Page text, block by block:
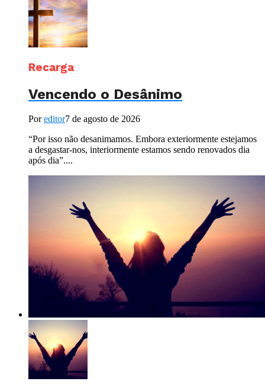
Recarga
Vencendo o Desânimo
Poreditor7 de agosto de 2026
“Por isso não desanimamos. Embora exteriormente estejamos
a desgastar-nos, interiormente estamos sendo renovados dia
após dia”....